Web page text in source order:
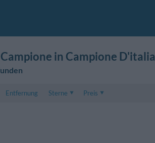
in Campione D'italia
Entfernung
Sterne
Preis